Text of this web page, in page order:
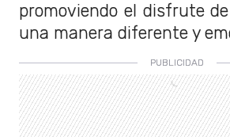
promoviendo el disfrute
una manera diferente y